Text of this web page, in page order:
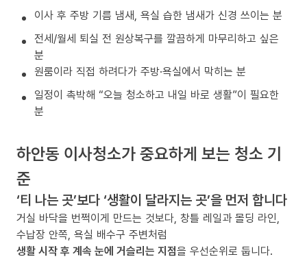
이사 후 주방 기름 냄새, 욕실 습한 냄새가 신경 쓰이는 분
전세/월세 퇴실 전 원상복구를 깔끔하게 마무리하고 싶은
분
원룸이라 직접 하려다가 주방·욕실에서 막히는 분
일정이 촉박해 “오늘 청소하고 내일 바로 생활”이 필요한
분
하안동 이사청소가 중요하게 보는 청소 기
준
‘티 나는 곳’보다 ‘생활이 달라지는 곳’을 먼저 합니다
거실 바닥을 번쩍이게 만드는 것보다, 창틀 레일과 몰딩 라인,
수납장 안쪽, 욕실 배수구 주변처럼
생활 시작 후 계속 눈에 거슬리는 지점을 우선순위로 둡니다.